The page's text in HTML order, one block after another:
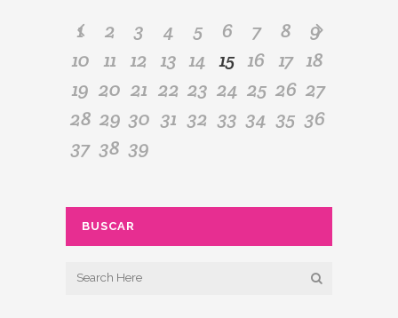
1 2 3 4 5 6 7 8
9
10
11 12 13 14 15 16 17 18
19 20 21 22 23 24 25 26 27
28 29 30 31 32 33 34 35 36
37 38 39
BUSCAR